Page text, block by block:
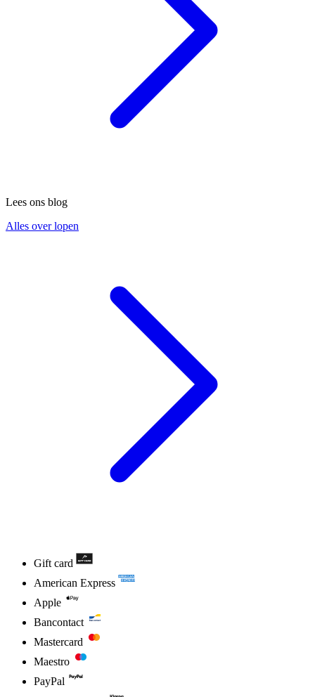
Lees ons blog
Alles over lopen
Gift card
American Express
Apple
Bancontact
Mastercard
Maestro
PayPal